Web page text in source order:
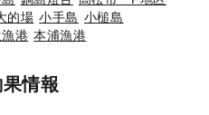
的場 小手島 小槌島
港 本浦漁港
情報